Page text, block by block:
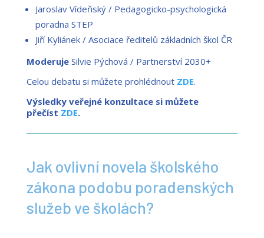
Jaroslav Vídeňský / Pedagogicko-psychologická
poradna STEP
Jiří Kyliánek / Asociace ředitelů základních škol ČR
ModerujeSilvie Pýchová / Partnerství 2030+
Celou debatu si můžete prohlédnout ZDE.
Výsledky veřejné konzultace si můžete
přečíst ZDE.
Jak ovlivní novela školského
zákona podobu poradenských
služeb ve školách?